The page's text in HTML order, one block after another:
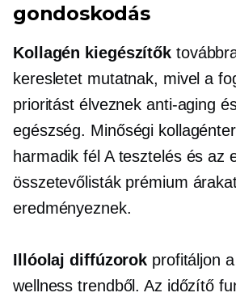
gondoskodás
Kollagén kiegészítők
keresletet mutatnak, mivel a
prioritást élveznek anti-aging
egészség. Minőségi
harmadik fél A tesztelés és az
összetevőlisták prémium
eredményeznek.
Illóolaj diffúzorok profitáljon
wellness trendből. Az időzítő